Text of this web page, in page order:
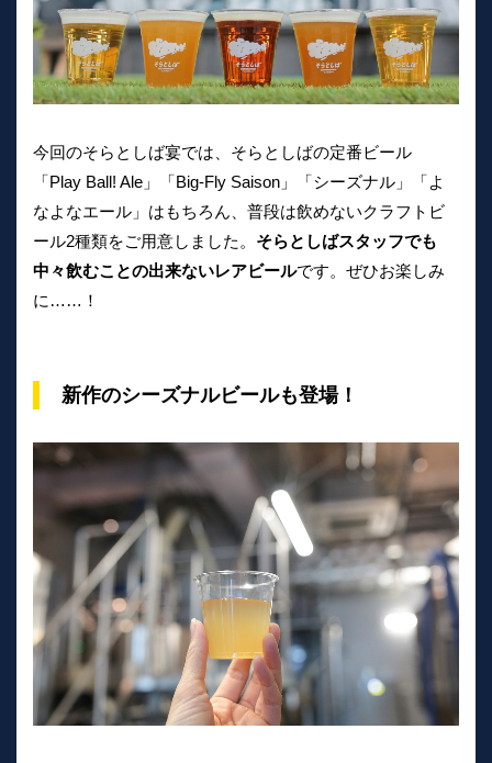
今回のそらとしば宴では、そらとしばの定番ビール
「Play Ball! Ale」「Big-Fly Saison」「シーズナル」「よ
なよなエール」はもちろん、普段は飲めないクラフトビ
ール2種類をご用意しました。 そらとしばスタッフでも
中々飲むことの出来ないレアビールです。ぜひお楽しみ
に……！
新作のシーズナルビールも登場！